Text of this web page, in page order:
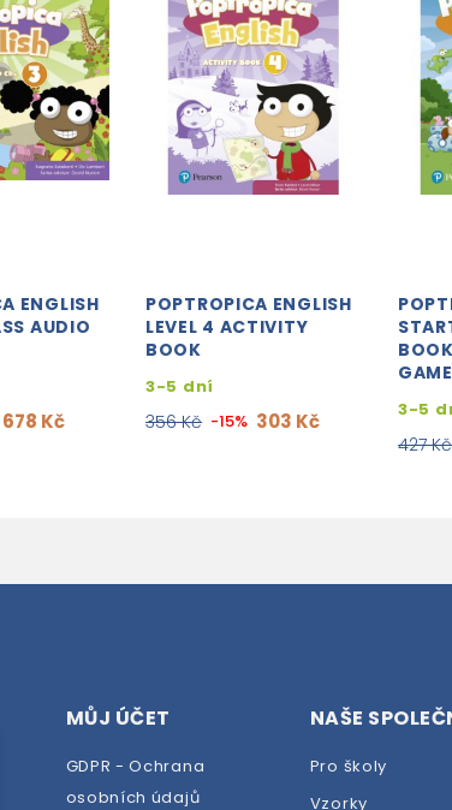
ENGLISH
AUDIO
678 Kč
POPTROPICA ENGLISH
LEVEL 4 ACTIVITY
BOOK
3-5 dní
356 Kč -15% 303 Kč 3-5
427 Kč
MŮJ ÚČET
GDPR - Ochrana
osobních údajů
NAŠE
Pro školy
Vzorky